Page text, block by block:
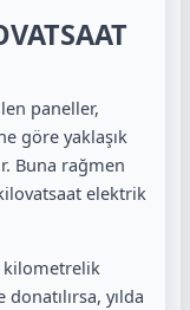
paneller,
göre yaklaşık
Buna rağmen
elektrik
kilometrelik
yılda